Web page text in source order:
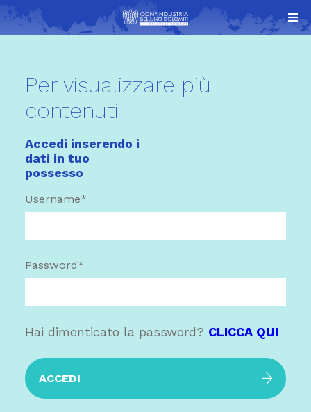
Per visualizzare più
contenuti
Accedi inserendo i
dati in tuo
possesso
Username*
Password*
Hai dimenticato la password? CLICCA QUI
ACCEDI